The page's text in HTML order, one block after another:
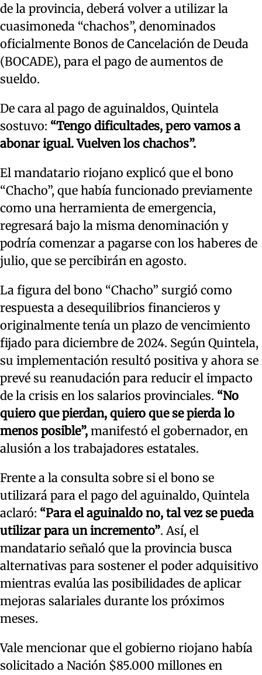
de la provincia, deberá volver a utilizar la
cuasimoneda “chachos”, denominados
oficialmente Bonos de Cancelación de Deuda
(BOCADE), para el pago de aumentos de
sueldo.
De cara al pago de aguinaldos, Quintela
sostuvo: “Tengo dificultades, pero vamos a
abonar igual. Vuelven los chachos”.
El mandatario riojano explicó que el bono
“Chacho”, que había funcionado previamente
como una herramienta de emergencia,
regresará bajo la misma denominación y
podría comenzar a pagarse con los haberes de
julio, que se percibirán en agosto.
La figura del bono “Chacho” surgió como
respuesta a desequilibrios financieros y
originalmente tenía un plazo de vencimiento
fijado para diciembre de 2024. Según Quintela,
su implementación resultó positiva y ahora se
prevé su reanudación para reducir el impacto
de la crisis en los salarios provinciales. “No
quiero que pierdan, quiero que se pierda lo
menos posible”, manifestó el gobernador, en
alusión a los trabajadores estatales.
Frente a la consulta sobre si el bono se
utilizará para el pago del aguinaldo, Quintela
aclaró: “Para el aguinaldo no, tal vez se pueda
utilizar para un incremento”. Así, el
mandatario señaló que la provincia busca
alternativas para sostener el poder adquisitivo
mientras evalúa las posibilidades de aplicar
mejoras salariales durante los próximos
meses.
Vale mencionar que el gobierno riojano había
solicitado a Nación $85.000 millones en